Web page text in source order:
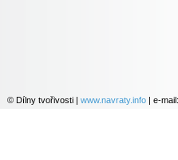
© Dílny tvořivosti |www.navraty.info | e-